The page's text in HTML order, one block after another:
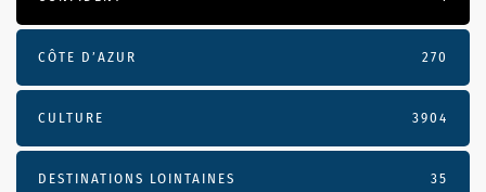
CÔTE D’AZUR 270
CULTURE 3904
DESTINATIONS LOINTAINES 35